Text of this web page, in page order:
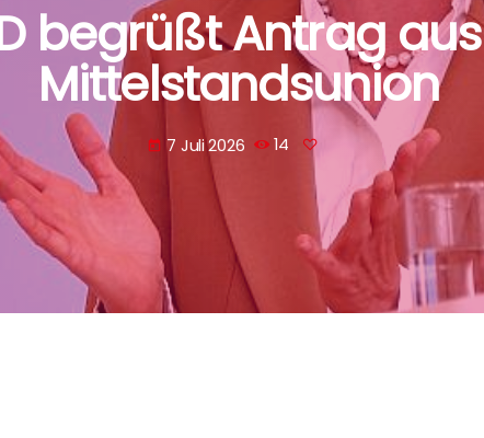
begrüßt Antrag
Mittelstandsunion
today 7 Juli 2026 14